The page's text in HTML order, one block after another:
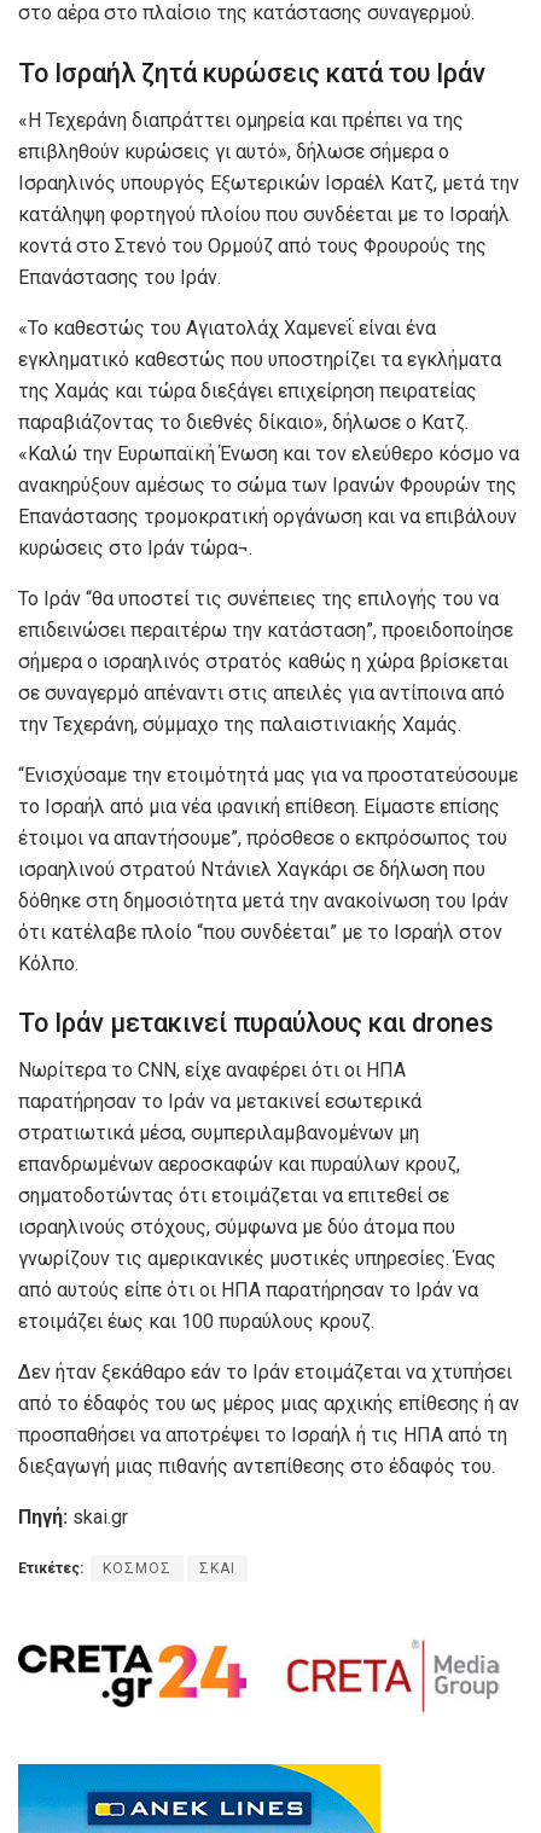
στο αέρα στο πλαίσιο της κατάστασης συναγερμού.
Το Ισραήλ ζητά κυρώσεις κατά του Ιράν
«H Τεχεράνη διαπράττει ομηρεία και πρέπει να της
επιβληθούν κυρώσεις γι αυτό», δήλωσε σήμερα ο
Ισραηλινός υπουργός Εξωτερικών Ισραέλ Κατζ, μετά την
κατάληψη φορτηγού πλοίου που συνδέεται με το Ισραήλ
κοντά στο Στενό του Ορμούζ από τους Φρουρούς της
Επανάστασης του Ιράν.
«Το καθεστώς του Αγιατολάχ Χαμενεΐ είναι ένα
εγκληματικό καθεστώς που υποστηρίζει τα εγκλήματα
της Χαμάς και τώρα διεξάγει επιχείρηση πειρατείας
παραβιάζοντας το διεθνές δίκαιο», δήλωσε ο Κατζ.
«Καλώ την Ευρωπαϊκή Ένωση και τον ελεύθερο κόσμο να
ανακηρύξουν αμέσως το σώμα των Ιρανών Φρουρών της
Επανάστασης τρομοκρατική οργάνωση και να επιβάλουν
κυρώσεις στο Ιράν τώρα¬.
Το Ιράν “θα υποστεί τις συνέπειες της επιλογής του να
επιδεινώσει περαιτέρω την κατάσταση”, προειδοποίησε
σήμερα ο ισραηλινός στρατός καθώς η χώρα βρίσκεται
σε συναγερμό απέναντι στις απειλές για αντίποινα από
την Τεχεράνη, σύμμαχο της παλαιστινιακής Χαμάς.
“Ενισχύσαμε την ετοιμότητά μας για να προστατεύσουμε
το Ισραήλ από μια νέα ιρανική επίθεση. Είμαστε επίσης
έτοιμοι να απαντήσουμε”, πρόσθεσε ο εκπρόσωπος του
ισραηλινού στρατού Ντάνιελ Χαγκάρι σε δήλωση που
δόθηκε στη δημοσιότητα μετά την ανακοίνωση του Ιράν
ότι κατέλαβε πλοίο “που συνδέεται” με το Ισραήλ στον
Κόλπο.
Το Ιράν μετακινεί πυραύλους και drones
Νωρίτερα το CNN, είχε αναφέρει ότι οι ΗΠΑ
παρατήρησαν το Ιράν να μετακινεί εσωτερικά
στρατιωτικά μέσα, συμπεριλαμβανομένων μη
επανδρωμένων αεροσκαφών και πυραύλων κρουζ,
σηματοδοτώντας ότι ετοιμάζεται να επιτεθεί σε
ισραηλινούς στόχους, σύμφωνα με δύο άτομα που
γνωρίζουν τις αμερικανικές μυστικές υπηρεσίες. Ένας
από αυτούς είπε ότι οι ΗΠΑ παρατήρησαν το Ιράν να
ετοιμάζει έως και 100 πυραύλους κρουζ.
Δεν ήταν ξεκάθαρο εάν το Ιράν ετοιμάζεται να χτυπήσει
από το έδαφός του ως μέρος μιας αρχικής επίθεσης ή αν
προσπαθήσει να αποτρέψει το Ισραήλ ή τις ΗΠΑ από τη
διεξαγωγή μιας πιθανής αντεπίθεσης στο έδαφός του.
Πηγή: skai.gr
Ετικέτες: ΚΟΣΜΟΣ ΣΚΑΙ